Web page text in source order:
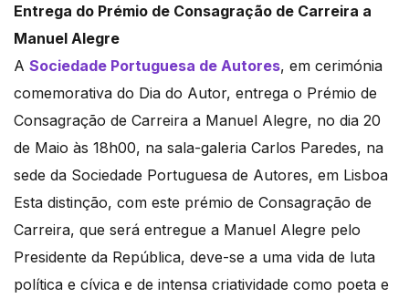
Entrega do Prémio de Consagração de Carreira a
Manuel Alegre
A Sociedade Portuguesa de Autores, em cerimónia
comemorativa do Dia do Autor, entrega o Prémio de
Consagração de Carreira a Manuel Alegre, no dia 20
de Maio às 18h00, na sala-galeria Carlos Paredes, na
sede da Sociedade Portuguesa de Autores, em Lisboa
Esta distinção, com este prémio de Consagração de
Carreira, que será entregue a Manuel Alegre pelo
Presidente da República, deve-se a uma vida de luta
política e cívica e de intensa criatividade como poeta e